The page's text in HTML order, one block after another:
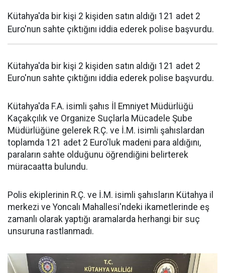
Kütahya'da bir kişi 2 kişiden satın aldığı 121 adet 2
Euro'nun sahte çıktığını iddia ederek polise başvurdu.
Kütahya'da bir kişi 2 kişiden satın aldığı 121 adet 2
Euro'nun sahte çıktığını iddia ederek polise başvurdu.
Kütahya'da F.A. isimli şahıs İl Emniyet Müdürlüğü
Kaçakçılık ve Organize Suçlarla Mücadele Şube
Müdürlüğüne gelerek R.Ç. ve İ.M. isimli şahıslardan
toplamda 121 adet 2 Euro'luk madeni para aldığını,
paraların sahte olduğunu öğrendiğini belirterek
müracaatta bulundu.
Polis ekiplerinin R.Ç. ve İ.M. isimli şahısların Kütahya il
merkezi ve Yoncalı Mahallesi'ndeki ikametlerinde eş
zamanlı olarak yaptığı aramalarda herhangi bir suç
unsuruna rastlanmadı.